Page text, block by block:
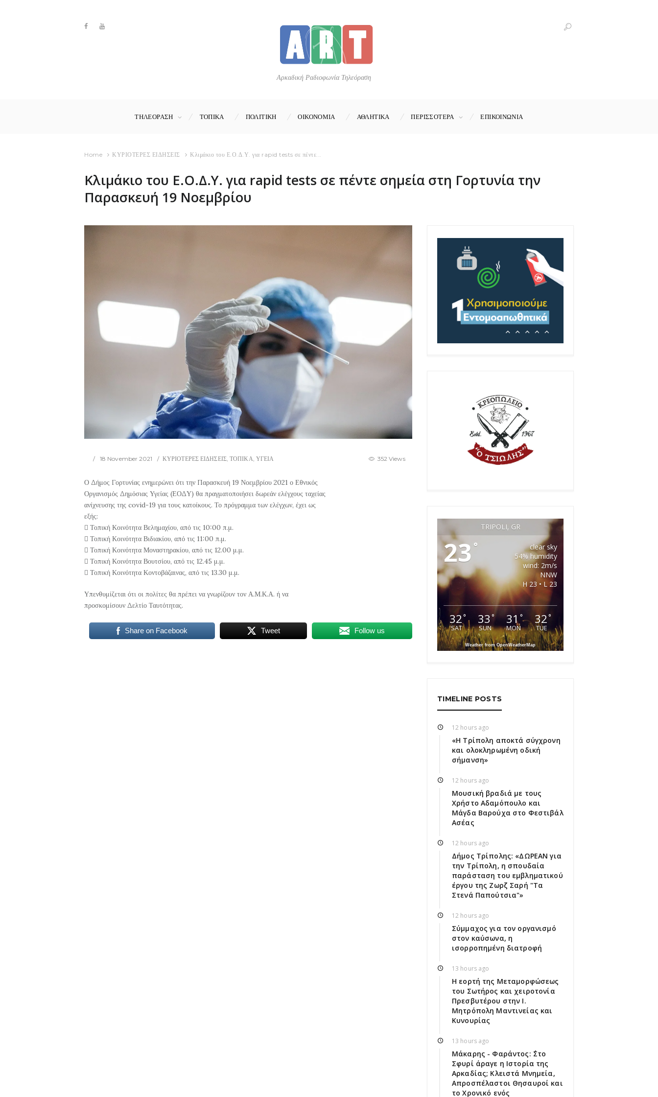
Αρκαδική Ραδιοφωνία Τηλεόραση
ΤΗΛΕΟΡΑΣΗ ΤΟΠΙΚΑ ΠΟΛΙΤΙΚΗ ΟΙΚΟΝΟΜΙΑ ΑΘΛΗΤΙΚΑ ΠΕΡΙΣΣΟΤΕΡΑ ΕΠΙΚΟΙΝΩΝΊΑ
Home ΚΥΡΙΟΤΕΡΕΣ ΕΙΔΗΣΕΙΣ Κλιμάκιο του Ε.Ο.Δ.Υ. για rapid tests σε πέντε...
Κλιμάκιο του Ε.Ο.Δ.Υ. για rapid tests σε πέντε σημεία στη Γορτυνία την
Παρασκευή 19 Νοεμβρίου
18 November 2021 ΚΥΡΙΟΤΕΡΕΣ ΕΙΔΗΣΕΙΣ,ΤΟΠΙΚΑ ΥΓΕΙΑ 352 Views
Ο Δήμος Γορτυνίας ενημερώνει ότι την Παρασκευή 19 Νοεμβρίου 2021 ο Εθνικός
Οργανισμός Δημόσιας Υγείας (ΕΟΔΥ) θα πραγματοποιήσει δωρεάν ελέγχους ταχείας
ανίχνευσης της covid-19 για τους κατοίκους. Το πρόγραμμα των ελέγχων, έχει ως
εξής:
 Τοπική Κοινότητα Βελημαχίου, από τις 10:00 π.μ.
 Τοπική Κοινότητα Βιδιακίου, από τις 11:00 π.μ.
 Τοπική Κοινότητα Μοναστηρακίου, από τις 12.00 μ.μ.
 Τοπική Κοινότητα Βουτσίου, από τις 12.45 μ.μ.
 Τοπική Κοινότητα Κοντοβάζαινας, από τις 13.30 μ.μ.
Υπενθυμίζεται ότι οι πολίτες θα πρέπει να γνωρίζουν τον Α.Μ.Κ.Α. ή να
προσκομίσουν Δελτίο Ταυτότητας.
Share on Facebook Tweet Follow us
TRIPOLI, GR
23 °
clear sky
54% humidity
wind: 2m/s
NNW
H 23 • L 23
32°
SAT
33°
SUN
31°
MON
32°
TUE
Weather from OpenWeatherMap
TIMELINE POSTS
12 hours ago
«Η Τρίπολη αποκτά σύγχρονη
και ολοκληρωμένη οδική
σήμανση»
12 hours ago
Μουσική βραδιά με τους
Χρήστο Αδαμόπουλο και
Μάγδα Βαρούχα στο Φεστιβάλ
Ασέας
12 hours ago
Δήμος Τρίπολης: «ΔΩΡΕΑΝ για
την Τρίπολη, η σπουδαία
παράσταση του εμβληματικού
έργου της Ζωρζ Σαρή "Τα
Στενά Παπούτσια"»
12 hours ago
Σύμμαχος για τον οργανισμό
στον καύσωνα, η
ισορροπημένη διατροφή
13 hours ago
Η εορτή της Μεταμορφώσεως
του Σωτήρος και χειροτονία
Πρεσβυτέρου στην Ι.
Μητρόπολη Μαντινείας και
Κυνουρίας
13 hours ago
Μάκαρης - Φαράντος: ΄΄Στο
Σφυρί άραγε η Ιστορία της
Αρκαδίας; Κλειστά Μνημεία,
Απροσπέλαστοι Θησαυροί και
το Χρονικό ενός